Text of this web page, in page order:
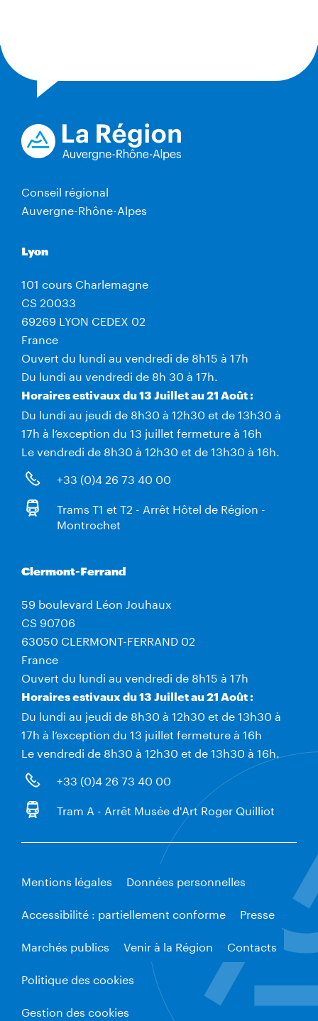
Conseil régional
Auvergne-Rhône-Alpes
Lyon
101 cours Charlemagne
CS 20033
69269 LYON CEDEX 02
France
Ouvert du lundi au vendredi de 8h15 à 17h
Du lundi au vendredi de 8h 30 à 17h.
Horaires estivaux du 13 Juillet au 21 Août :
Du lundi au jeudi de 8h30 à 12h30 et de 13h30 à
17h à l’exception du 13 juillet fermeture à 16h
Le vendredi de 8h30 à 12h30 et de 13h30 à 16h.
+33 (0)4 26 73 40 00
Trams T1 et T2 - Arrêt Hôtel de Région -
Montrochet
Clermont-Ferrand
59 boulevard Léon Jouhaux
CS 90706
63050 CLERMONT-FERRAND 02
France
Ouvert du lundi au vendredi de 8h15 à 17h
Horaires estivaux du 13 Juillet au 21 Août :
Du lundi au jeudi de 8h30 à 12h30 et de 13h30 à
17h à l’exception du 13 juillet fermeture à 16h
Le vendredi de 8h30 à 12h30 et de 13h30 à 16h.
+33 (0)4 26 73 40 00
Tram A - Arrêt Musée d'Art Roger Quilliot
Mentions légales
Données personnelles
Accessibilité : partiellement conforme
Presse
Marchés publics
Venir à la Région
Contacts
Politique des cookies
Gestion des cookies